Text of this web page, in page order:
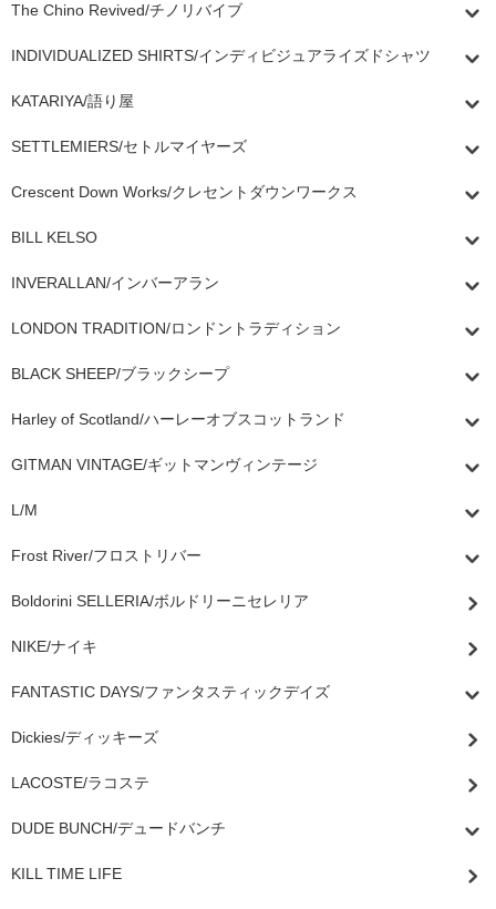
The Chino Revived/チノリバイブ
INDIVIDUALIZED SHIRTS/インディビジュアライズドシャツ
KATARIYA/語り屋
SETTLEMIERS/セトルマイヤーズ
Crescent Down Works/クレセントダウンワークス
BILL KELSO
INVERALLAN/インバーアラン
LONDON TRADITION/ロンドントラディション
BLACK SHEEP/ブラックシープ
Harley of Scotland/ハーレーオブスコットランド
GITMAN VINTAGE/ギットマンヴィンテージ
L/M
Frost River/フロストリバー
Boldorini SELLERIA/ボルドリーニセレリア
NIKE/ナイキ
FANTASTIC DAYS/ファンタスティックデイズ
Dickies/ディッキーズ
LACOSTE/ラコステ
DUDE BUNCH/デュードバンチ
KILL TIME LIFE